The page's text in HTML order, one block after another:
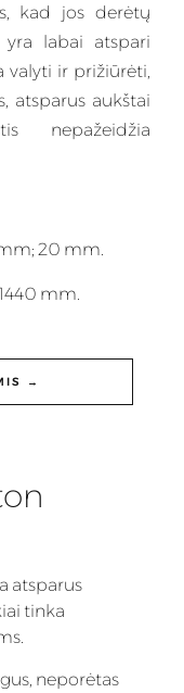
kad jos derėtų
yra labai atspari
valyti ir prižiūrėti,
atsparus aukštai
nepažeidžia
20 mm.
mm.
→
atsparus
tinka
neporėtas